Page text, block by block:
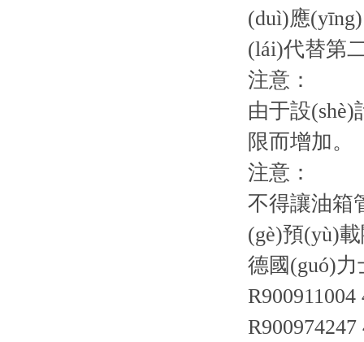
(duì)應
(lái)代替第
注意：
由于設
限而增加。
注意：
不得讓油箱
(gè)預(yù)
德國(guó)